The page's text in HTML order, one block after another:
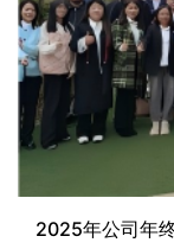
2025年公司年